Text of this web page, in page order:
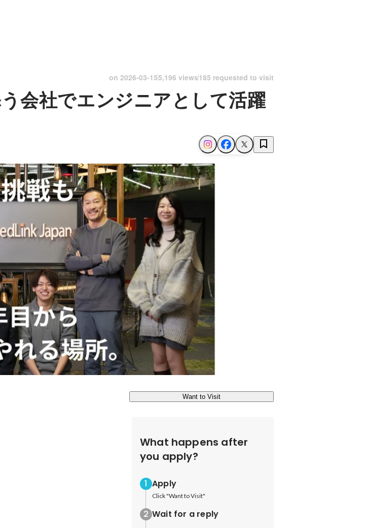
on 2026-03-155,196 views185 requested to visit
会社でエンジニアとして活躍
Want to Visit
What happens after
you apply?
Apply
Click "Want to Visit"
Wait for a reply